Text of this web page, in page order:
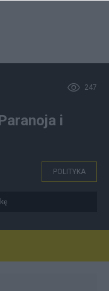
247
i
POLITYKA